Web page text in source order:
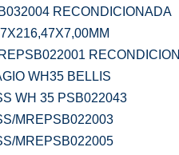
RECONDICIONADA
WH35 BELLIS
WH 35 PSB022043
MREPSB022003
MREPSB022005